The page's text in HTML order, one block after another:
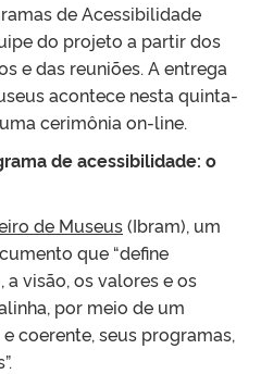
de Acessibilidade
do projeto a partir dos
e das reuniões. A entrega
acontece nesta quinta-
cerimônia on-line.
de acessibilidade: o
de Museus(Ibram), um
que “define
visão, os valores e os
por meio de um
coerente, seus programas,